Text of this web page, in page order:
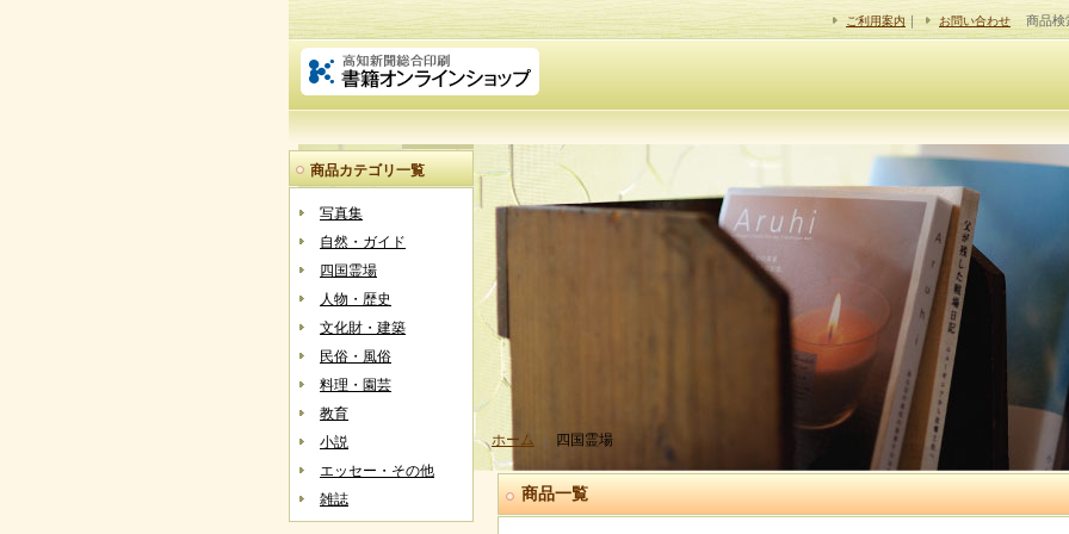
ご利用案内｜ お問い合わせ 商品検
商品カテゴリ一覧
写真集
自然・ガイド
四国霊場
人物・歴史
文化財・建築
民俗・風俗
料理・園芸
教育
小説
エッセー・その他
雑誌
ホーム 四国霊場
商品一覧